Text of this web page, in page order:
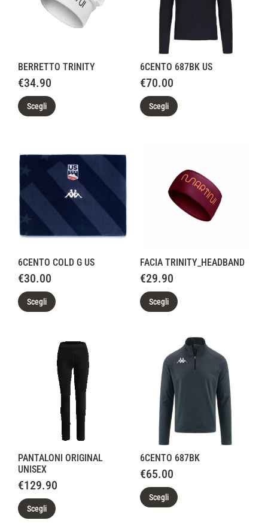
BERRETTO TRINITY
€34.90
Scegli
6CENTO 687BK US
€70.00
Scegli
6CENTO COLD G US
€30.00
Scegli
FACIA TRINITY_HEADBAND
€29.90
Scegli
PANTALONI ORIGINAL
UNISEX
€129.90
Scegli
6CENTO 687BK
€65.00
Scegli